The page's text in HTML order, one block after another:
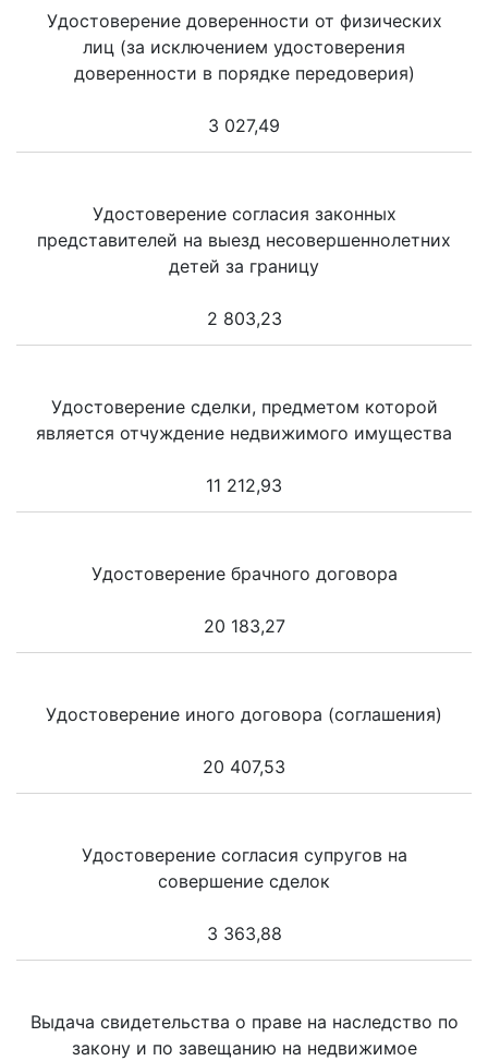
Удостоверение доверенности от физических
лиц (за исключением удостоверения
доверенности в порядке передоверия)
3 027,49
Удостоверение согласия законных
представителей на выезд несовершеннолетних
детей за границу
2 803,23
Удостоверение сделки, предметом которой
является отчуждение недвижимого имущества
11 212,93
Удостоверение брачного договора
20 183,27
Удостоверение иного договора (соглашения)
20 407,53
Удостоверение согласия супругов на
совершение сделок
3 363,88
Выдача свидетельства о праве на наследство по
закону и по завещанию на недвижимое